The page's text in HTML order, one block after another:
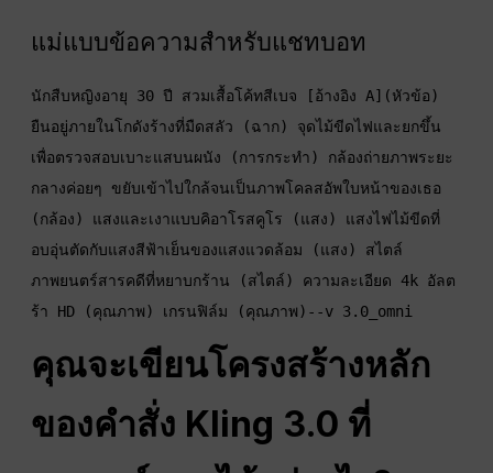
แม่แบบข้อความสำหรับแชทบอท
นักสืบหญิงอายุ 30 ปี สวมเสื้อโค้ทสีเบจ [อ้างอิง A](หัวข้อ)
ยืนอยู่ภายในโกดังร้างที่มืดสลัว (ฉาก) จุดไม้ขีดไฟและยกขึ้น
เพื่อตรวจสอบเบาะแสบนผนัง (การกระทำ) กล้องถ่ายภาพระยะ
กลางค่อยๆ ขยับเข้าไปใกล้จนเป็นภาพโคลสอัพใบหน้าของเธอ
(กล้อง) แสงและเงาแบบคิอาโรสคูโร (แสง) แสงไฟไม้ขีดที่
อบอุ่นตัดกับแสงสีฟ้าเย็นของแสงแวดล้อม (แสง) สไตล์
ภาพยนตร์สารคดีที่หยาบกร้าน (สไตล์) ความละเอียด 4k อัลต
ร้า HD (คุณภาพ) เกรนฟิล์ม (คุณภาพ)--v 3.0_omni
คุณจะเขียนโครงสร้างหลัก
ของคำสั่ง Kling 3.0 ที่